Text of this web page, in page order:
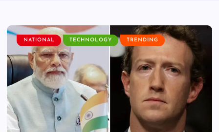
NATIONAL TECHNOLOGY TRENDING